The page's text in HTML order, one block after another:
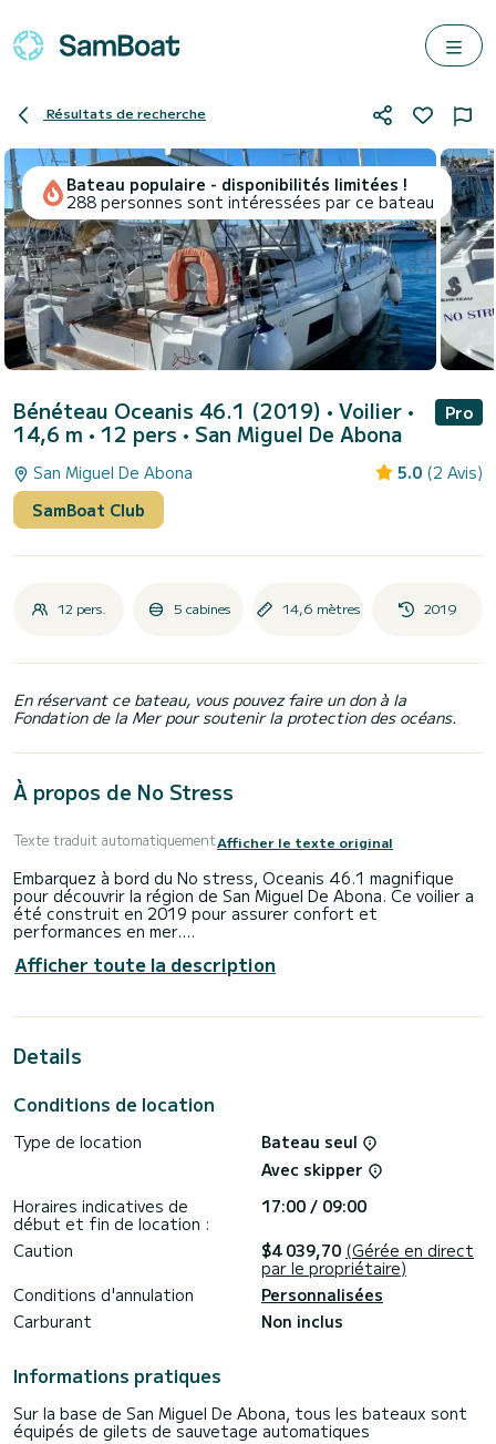
Résultats de recherche
Bateau populaire - disponibilités limitées !
288 personnes sont intéressées par ce bateau
Bénéteau Oceanis 46.1 (2019) • Voilier •
14,6 m • 12 pers • San Miguel De Abona
Pro
San Miguel De Abona 5.0 (2 Avis)
SamBoat Club
12 pers. 5 cabines 14,6 mètres 2019
En réservant ce bateau, vous pouvez faire un don à la
Fondation de la Mer pour soutenir la protection des océans.
À propos de No Stress
Texte traduit automatiquementAfficher le texte original
Embarquez à bord du No stress, Oceanis 46.1 magnifique
pour découvrir la région de San Miguel De Abona. Ce voilier a
été construit en 2019 pour assurer confort et
performances en mer.
Le bateau dispose de 5 cabines avec tout le confort et
d'une capacité de 12 personnes. D'une longueur totale de
vacances extraordinaires dans l'eau dans les environs de San
Moteur hors-bord auxiliaire, Propulseur d'étrave, Douche de
Nous vous invitons à demander un devis directement via la
plateforme, nous vous enverrons nos meilleures
Afficher toute la description
Details
Conditions de location
Type de location
Bateau seul
Avec skipper
Horaires indicatives de
début et fin de location :
17:00 / 09:00
Caution
$4 039,70 (Gérée en direct
par le propriétaire)
Conditions d'annulation
Personnalisées
Carburant
Non inclus
Informations pratiques
Sur la base de San Miguel De Abona, tous les bateaux sont
équipés de gilets de sauvetage automatiques